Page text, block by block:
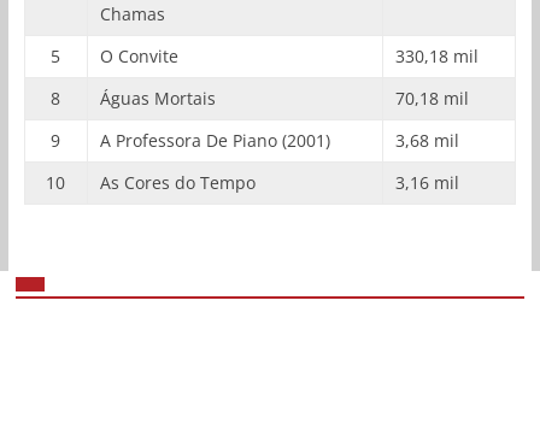
Chamas
5 O Convite
330,18 mil
8
Águas Mortais
70,18 mil
9
A Professora De Piano (2001)
3,68 mil
10
As Cores do Tempo 3,16 mil